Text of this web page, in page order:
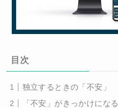
目次
独立するときの「不安」
「不安」がきっかけになる